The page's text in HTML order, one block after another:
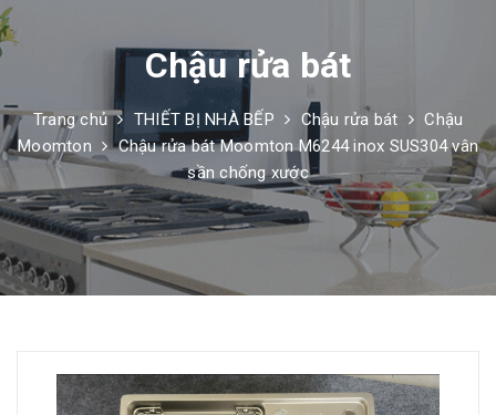
Chậu rửa bát
Trang chủ THIẾT BỊ NHÀ BẾP Chậu rửa bát
Chậu
Moomton
Chậu rửa bát Moomton M6244 inox SUS304 vân
sần chống xước